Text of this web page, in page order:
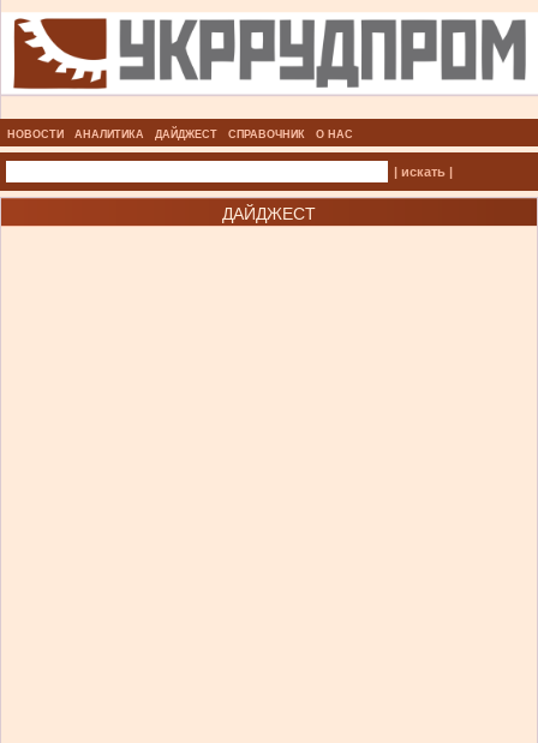
НОВОСТИ АНАЛИТИКА ДАЙДЖЕСТ СПРАВОЧНИК О НАС
| искать |
ДАЙДЖЕСТ